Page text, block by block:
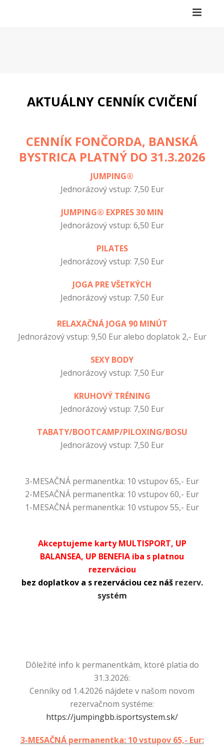
AKTUÁLNY CENNÍK CVIČENÍ
CENNÍK FONČORDA, BANSKÁ
BYSTRICA PLATNÝ DO 31.3.2026
JUMPING®
Jednorázový vstup: 7,50 Eur
JUMPING® EXPRES 30 MIN
Jednorázový vstup: 6,50 Eur
PILATES
Jednorázový vstup: 7,50 Eur
JOGA PRE VŠETKÝCH
Jednorázový vstup: 7,50 Eur
RELAXAČNÁ JOGA 90 MINÚT
Jednorázový vstup: 9,50 Eur alebo doplatok 2,- Eur
SEXY BODY
Jednorázový vstup: 7,50 Eur
KRUHOVÝ TRÉNING
Jednorázový vstup: 7,50 Eur
TABATY/BOOTCAMP/PILOXING/BOSU
Jednorázový vstup: 7,50 Eur
3-MESAČNÁ permanentka: 10 vstupov 65,- Eur
2-MESAČNÁ permanentka: 10 vstupov 60,- Eur
1-MESAČNÁ permanentka: 10 vstupov 55,- Eur
Akceptujeme karty MULTISPORT, UP
BALANSEA, UP BENEFIA iba s platnou
rezerváciou
bez doplatkov a s rezerváciou cez náš rezerv.
systém
Dôležité info k permanentkám, ktoré platia do
31.3.2026:
Cenníky od 1.4.2026 nájdete v našom novom
rezervačnom systéme:
https://jumpingbb.isportsystem.sk/
3-MESAČNÁ permanentka: 10 vstupov 65,- Eur: